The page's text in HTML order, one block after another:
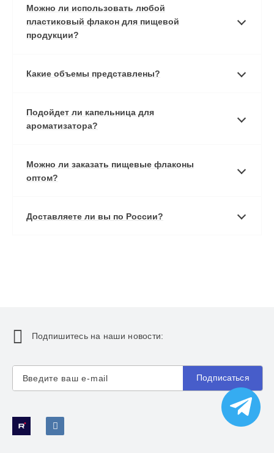
Можно ли использовать любой
пластиковый флакон для пищевой
продукции?
Какие объемы представлены?
Подойдет ли капельница для
ароматизатора?
Можно ли заказать пищевые флаконы
оптом?
Доставляете ли вы по России?
Подпишитесь на наши новости:
Подписаться